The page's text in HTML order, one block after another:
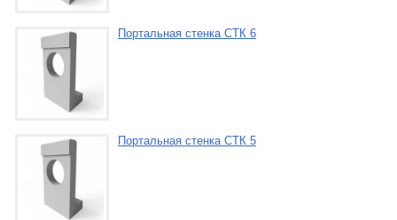
Портальная стенка СТК 6
Портальная стенка СТК 5